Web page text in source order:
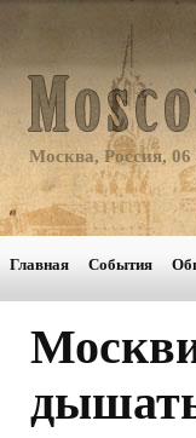
Москва, Россия, 06
Главная События